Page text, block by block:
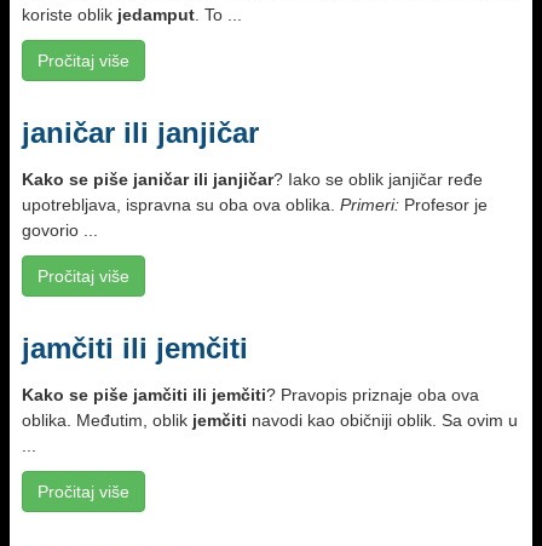
koriste oblik jedamput . To ...
Pročitaj više
janičar ili janjičar
Kako se piše janičar ili janjičar? Iako se oblik janjičar ređe
upotreblјava, ispravna su oba ova oblika. Primeri: Profesor je
govorio ...
Pročitaj više
jamčiti ili jemčiti
Kako se piše jamčiti ili jemčiti? Pravopis priznaje oba ova
oblika. Međutim, oblik jemčiti navodi kao običniji oblik. Sa ovim u
Pročitaj više